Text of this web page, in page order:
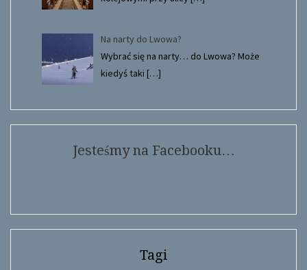
Na narty do Lwowa?
Wybrać się na narty… do Lwowa? Może
kiedyś taki […]
Jesteśmy na Facebooku…
Tagi